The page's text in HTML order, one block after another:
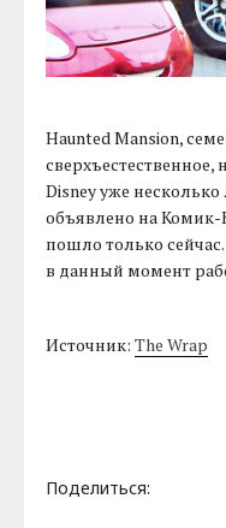
Haunted Mansion,
сверхъестественное,
Disney уже
объявлено на Комик-
пошло только
в данный момент
Источник:The Wrap
Поделиться: